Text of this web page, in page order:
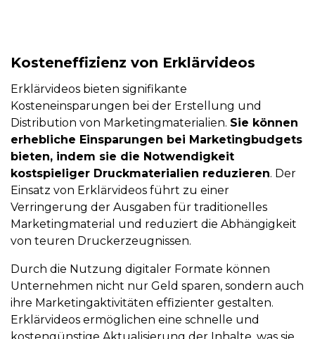
Kosteneffizienz von Erklärvideos
Erklärvideos bieten signifikante
Kosteneinsparungen bei der Erstellung und
Distribution von Marketingmaterialien. Sie können
erhebliche Einsparungen bei Marketingbudgets
bieten, indem sie die Notwendigkeit
kostspieliger Druckmaterialien reduzieren. Der
Einsatz von Erklärvideos führt zu einer
Verringerung der Ausgaben für traditionelles
Marketingmaterial und reduziert die Abhängigkeit
von teuren Druckerzeugnissen.
Durch die Nutzung digitaler Formate können
Unternehmen nicht nur Geld sparen, sondern auch
ihre Marketingaktivitäten effizienter gestalten.
Erklärvideos ermöglichen eine schnelle und